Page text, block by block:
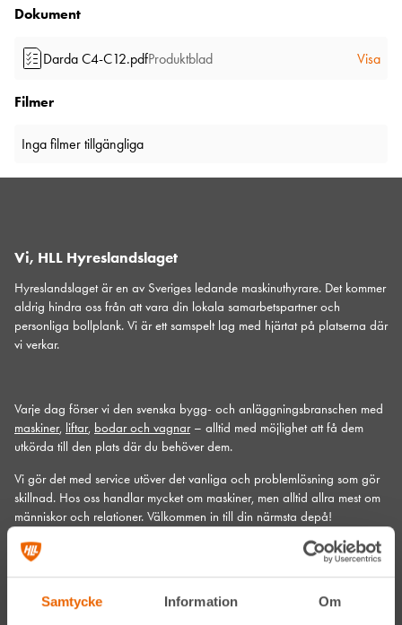
Samtycke Information Om
Dokument
Darda C4-C12.pdfProduktblad Visa
Filmer
Inga filmer tillgängliga
Vi, HLL Hyreslandslaget
Hyreslandslaget är en av Sveriges ledande maskinuthyrare. Det kommer
aldrig hindra oss från att vara din lokala samarbetspartner och
personliga bollplank. Vi är ett samspelt lag med hjärtat på platserna där
vi verkar.
Varje dag förser vi den svenska bygg- och anläggningsbranschen med
maskiner, liftar, bodar och vagnar– alltid med möjlighet att få dem
utkörda till den plats där du behöver dem.
Vi gör det med service utöver det vanliga och problemlösning som gör
skillnad. Hos oss handlar mycket om maskiner, men alltid allra mest om
människor och relationer. Välkommen in till din närmsta depå!
Kontakta din närmaste depå
Prenumerera på vårt nyhetsbrev